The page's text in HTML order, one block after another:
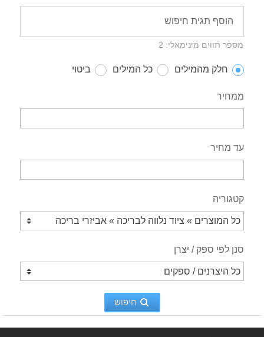
מספר תווים מינימאלי: 2
חלק מהמילים כל המילים ביטוי
ממחיר
עד מחיר
קטגוריה
סנן לפי ספק / יצרן
חיפוש